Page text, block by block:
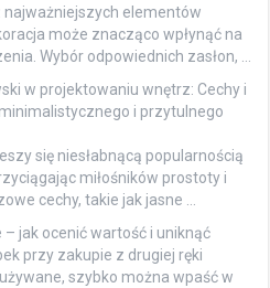
najważniejszych elementów
może znacząco wpłynąć na
Wybór odpowiednich zasłon, …
w projektowaniu wnętrz: Cechy i
i przytulnego
się niesłabnącą popularnością
miłośników prostoty i
cechy, takie jak jasne …
– jak ocenić wartość i uniknąć
przy zakupie z drugiej ręki
szybko można wpaść w